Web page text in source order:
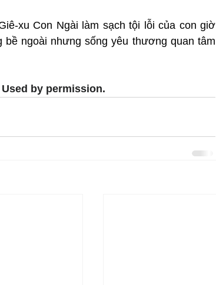
xu Con Ngài làm sạch tội lỗi của con giờ
ngoài nhưng sống yêu thương quan tâm
Used by permission.